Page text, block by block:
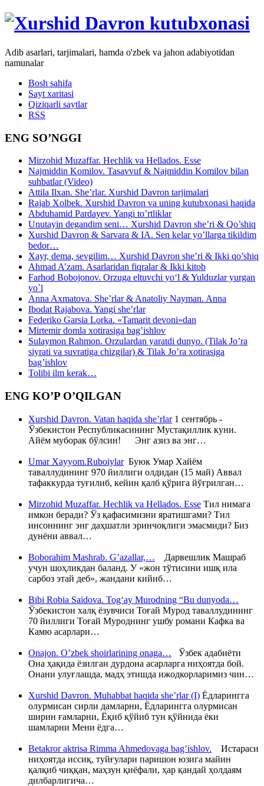
Adib asarlari, tarjimalari, hamda o'zbek va jahon adabiyotidan
namunalar
Bosh sahifa
Sayt xaritasi
Qiziqarli saytlar
RSS
ENG SO’NGGI
Mirzohid Muzaffar. Hechlik va Hellados. Esse
Najmiddin Komilov. Tasavvuf & Najmiddin Komilov bilan
suhbatlar (Video)
Attila Ilxan. She’rlar. Xurshid Davron tarjimalari
Rajab Xolbek. Xurshid Davron va uning kutubxonasi haqida
Abduhamid Pardayev. Yangi to’rtliklar
Unutayin degandim seni… Xurshid Davron she’ri & Qo’shiq
Xurshid Davron & Sarvara & IA. Sen kelar yo’llarga tikildim
bedor…
Xayr, dema, sevgilim… Xurshid Davron she’ri & Ikki qo’shiq
Ahmad A’zam. Asarlaridan fiqralar & Ikki kitob
Farhod Bobojonov. Orzuga eltuvchi yo‘l & Yulduzlar yurgan
yo`l
Anna Axmatova. She’rlar & Anatoliy Nayman. Anna
Ibodat Rajabova. Yangi she’rlar
Federiko Garsia Lorka. «Tamarit devoni»dan
Mirtemir domla xotirasiga bag’ishlov
Sulaymon Rahmon. Orzulardan yaratdi dunyo. (Tilak Jo’ra
siyrati va suvratiga chizgilar) & Tilak Jo’ra xotirasiga
bag’ishlov
Tolibi ilm kerak…
ENG KO’P O’QILGAN
Xurshid Davron. Vatan haqida she’rlar1 сентябрь -
Ўзбекистон Республикасининг Мустақиллик куни.
Айём муборак бўлсин! Энг азиз ва энг…
Umar Xayyom.RuboiylarБуюк Умар Хайём
таваллудининг 970 йиллиги олдидан (15 май) Аввал
тафаккурда туғилиб, кейин қалб қўрига йўғрилган…
Mirzohid Muzaffar. Hechlik va Hellados. Esse Тил нимага
имкон беради? Ўз қафасимизни яратишгами? Тил
инсоннинг энг даҳшатли эринчоқлиги эмасмиди? Биз
дунёни аввал…
Boborahim Mashrab. G’azallar,… Дарвешлик Машраб
учун шоҳликдан баланд. У «жон тўтисини ишқ ила
сарбоз этай деб», жандани кийиб…
Bibi Robia Saidova. Tog‘ay Murodning “Bu dunyoda…
Ўзбекистон халқ ёзувчиси Тоғай Мурод таваллудининг
70 йиллиги Тоғай Муроднинг ушбу романи Кафка ва
Камю асарлари…
Onajon. O’zbek shoirlarining onaga… Ўзбек адабиёти
Она ҳақида ёзилган дурдона асарларга ниҳоятда бой.
Онани улуғлашда, мадҳ этишда ижодкорларимиз чин…
Xurshid Davron. Muhabbat haqida she’rlar (I) Ёдларингга
олурмисан сирли дамларни, Ёдларингга олурмисан
ширин ғамларни, Ёқиб қўйиб тун қўйнида ёки
шамларни Мени ёдга…
Betakror aktrisa Rimma Ahmedovaga bag’ishlov. Истараси
ниҳоятда иссиқ, туйғулари паришон юзига майин
қалқиб чиққан, маҳзун қиёфали, ҳар қандай ҳолдаям
дилбарлигича…